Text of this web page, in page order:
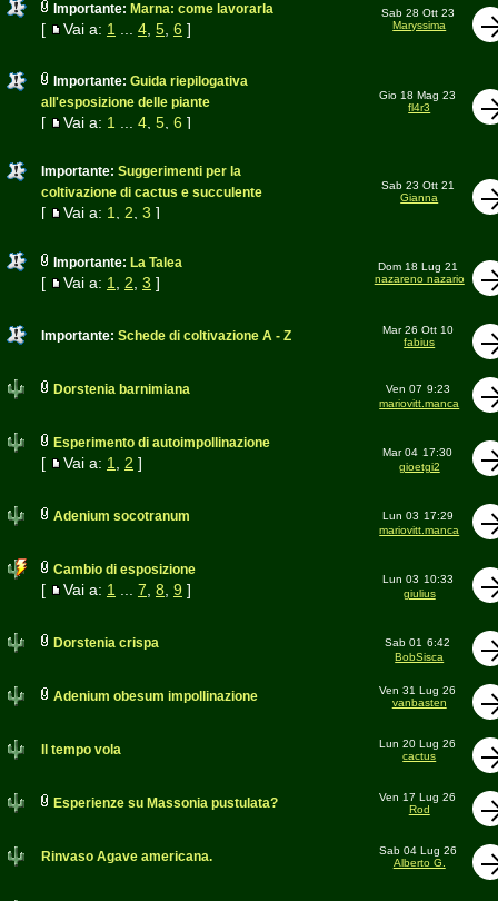
Importante: Marna: come lavorarla
[ Vai a: 1 4, 5, 6 ]
Sab 28 Ott 23
Maryssima
Importante: Guida riepilogativa
all'esposizione delle piante
[ Vai a: 1 4, 5, 6 ]
Gio 18 Mag 23
fl4r3
Importante: Suggerimenti per la
coltivazione di cactus e succulente
[ Vai a: 1 2 3 ]
Sab 23 Ott 21
Gianna
Importante: La Talea
[ Vai a: 1 2 3 ]
Dom 18 Lug 21
nazareno nazario
Importante: Schede di coltivazione A - Z
Mar 26 Ott 10
fabius
Dorstenia barnimiana Ven 07 9:23
mariovitt.manca
Esperimento di autoimpollinazione
[ Vai a: 1 2 ]
Mar 04 17:30
gioetgi2
Adenium socotranum Lun 03 17:29
mariovitt.manca
Cambio di esposizione
[ Vai a: 1 7 8 9]
Lun 03 10:33
giulius
Dorstenia crispa Sab 01 6:42
BobSisca
Adenium obesum impollinazione
Ven 31 Lug 26
vanbasten
Il tempo vola
Lun 20 Lug 26
cactus
Esperienze su Massonia pustulata?
Ven 17 Lug 26
Rod
Rinvaso Agave americana.
Sab 04 Lug 26
Alberto G.